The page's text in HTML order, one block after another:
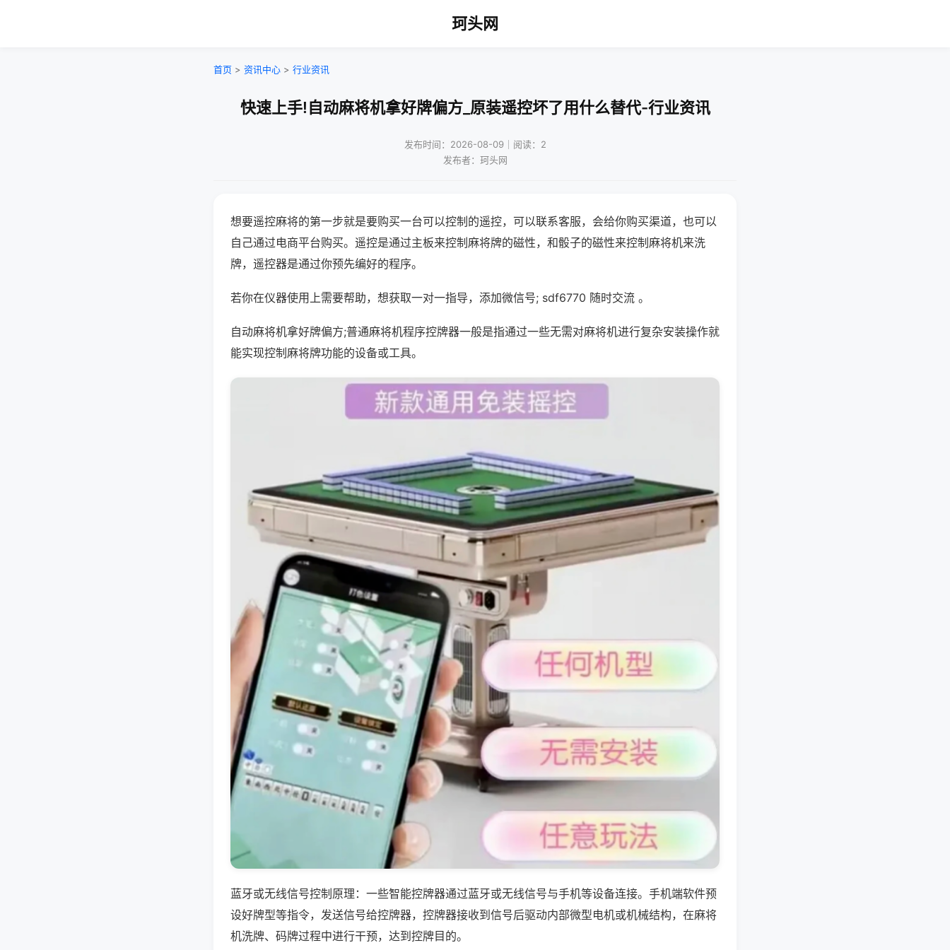
珂头网
首页 > 资讯中心 > 行业资讯
快速上手!自动麻将机拿好牌偏方_原装遥控坏了用什么替代-行业资讯
发布时间：2026-08-09｜阅读：2
发布者：珂头网
想要遥控麻将的第一步就是要购买一台可以控制的遥控，可以联系客服，会给你购买渠道，也可以
自己通过电商平台购买。遥控是通过主板来控制麻将牌的磁性，和骰子的磁性来控制麻将机来洗
牌，遥控器是通过你预先编好的程序。
若你在仪器使用上需要帮助，想获取一对一指导，添加微信号; sdf6770 随时交流 。
自动麻将机拿好牌偏方;普通麻将机程序控牌器一般是指通过一些无需对麻将机进行复杂安装操作就
能实现控制麻将牌功能的设备或工具。
蓝牙或无线信号控制原理：一些智能控牌器通过蓝牙或无线信号与手机等设备连接。手机端软件预
设好牌型等指令，发送信号给控牌器，控牌器接收到信号后驱动内部微型电机或机械结构，在麻将
机洗牌、码牌过程中进行干预，达到控牌目的。